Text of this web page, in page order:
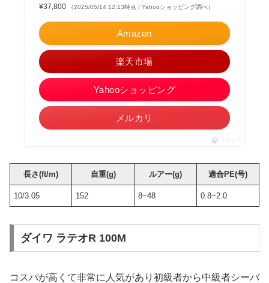
¥37,800
（2025/05/14 12:13時点 | Yahooショッピング調べ）
Amazon
楽天市場
Yahooショッピング
メルカリ
ポチップ
長さ(ft/m) 自重(g) ルアー(g) 適合PE(号)
10/3.05 152 8~48 0.8~2.0
ダイワ ラテオR 100M
コスパが高くて非常に人気があり初級者から中級者シーバ